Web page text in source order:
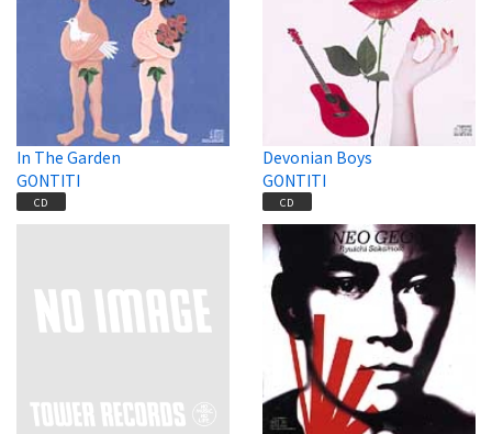
In The Garden
GONTITI
CD
Devonian Boys
GONTITI
CD